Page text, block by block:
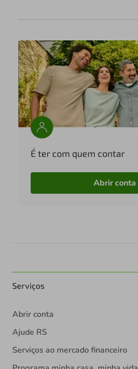
É ter com quem contar
Abrir conta
Serviços
Abrir conta
Ajude RS
Serviços ao mercado financeiro